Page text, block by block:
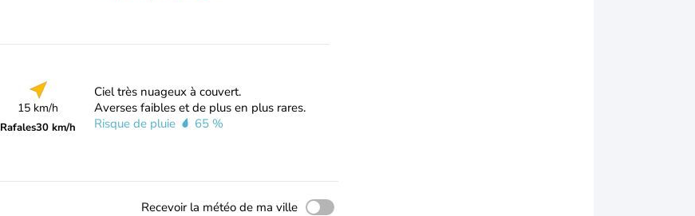
15 km/h
Rafales30 km/h
Ciel très nuageux à couvert.
Averses faibles et de plus en plus rares.
Risque de pluie
65 %
Recevoir la météo de ma ville